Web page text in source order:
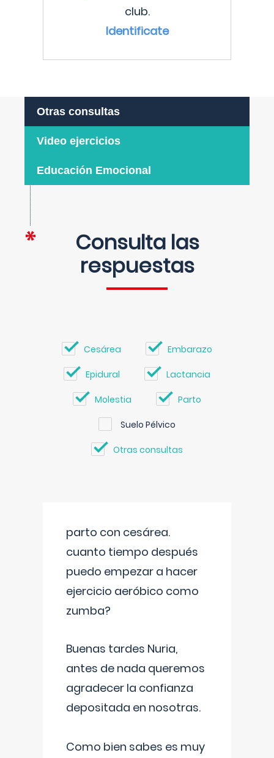
club.
Identificate
Otras consultas
Video ejercicios
Educación Emocional
Consulta las
respuestas
Cesárea Embarazo
Epidural Lactancia
Molestia Parto
Suelo Pélvico
Otras consultas
parto con cesárea.
cuanto tiempo después
puedo empezar a hacer
ejercicio aeróbico como
zumba?
Buenas tardes Nuria,
antes de nada queremos
agradecer la confianza
depositada en nosotras.
Como bien sabes es muy